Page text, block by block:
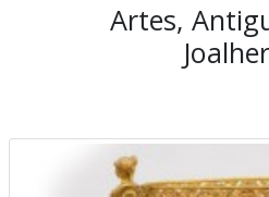
Artes,